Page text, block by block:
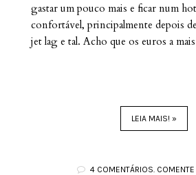
gastar um pouco mais e ficar num
confortável, principalmente depois
jet lag e tal. Acho que os euros a
LEIA MAIS! »
4 COMENTÁRIOS.